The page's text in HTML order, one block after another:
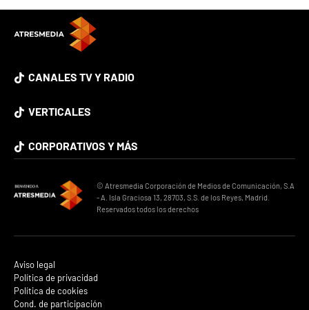
CANALES TV Y RADIO
VERTICALES
CORPORATIVOS Y MÁS
© Atresmedia Corporación de Medios de Comunicación, S.A
- A. Isla Graciosa 13, 28703, S.S. de los Reyes, Madrid.
Reservados todos los derechos
Aviso legal
Política de privacidad
Política de cookies
Cond. de participación